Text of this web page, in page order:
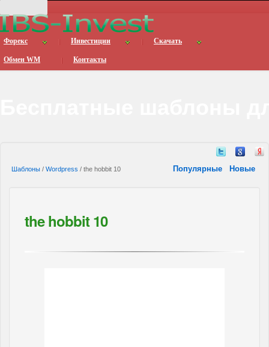
Форекс Инвестиции Скачать
Обмен WM Контакты
Шаблоны / Wordpress / the hobbit 10 Популярные Новые
the hobbit 10